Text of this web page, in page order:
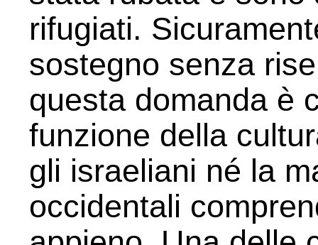
rifugiati.
sostegno senza
questa domanda è
funzione della
gli israeliani né la
occidentali